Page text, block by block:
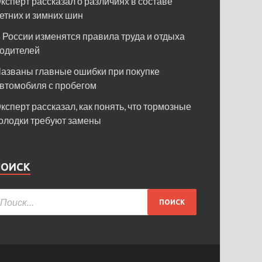
и зимних шин
России изменятся правила труда и отдыха
главные ошибки при покупке
с пробегом
рассказал, как понять, что тормозные
требуют замены